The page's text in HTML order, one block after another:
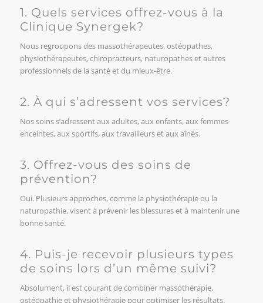
1. Quels services offrez-vous à la
Clinique Synergek?
Nous regroupons des massothérapeutes, ostéopathes,
physiothérapeutes, chiropracteurs, naturopathes et autres
professionnels de la santé et du mieux-être.
2. À qui s’adressent vos services?
Nos soins s’adressent aux adultes, aux enfants, aux femmes
enceintes, aux sportifs, aux travailleurs et aux aînés.
3. Offrez-vous des soins de
prévention?
Oui. Plusieurs approches, comme la physiothérapie ou la
naturopathie, visent à prévenir les blessures et à maintenir une
bonne santé.
4. Puis-je recevoir plusieurs types
de soins lors d’un même suivi?
Absolument, il est courant de combiner massothérapie,
ostéopathie et physiothérapie pour optimiser les résultats.